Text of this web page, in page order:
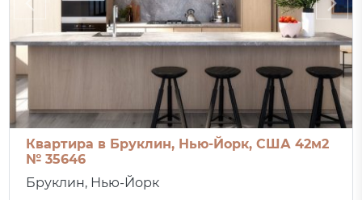
Квартира в Бруклин, Нью-Йорк, США 42м2
№ 35646
Бруклин, Нью-Йорк